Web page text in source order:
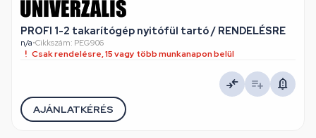
PROFI 1-2 takarítógép nyitófül tartó / RENDELÉSRE
n/a•Cikkszám: PEG906
Csak rendelésre, 15 vagy több munkanapon belül
AJÁNLATKÉRÉS